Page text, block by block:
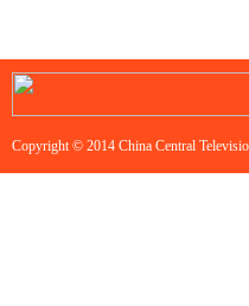
Copyright © 2014 China Central